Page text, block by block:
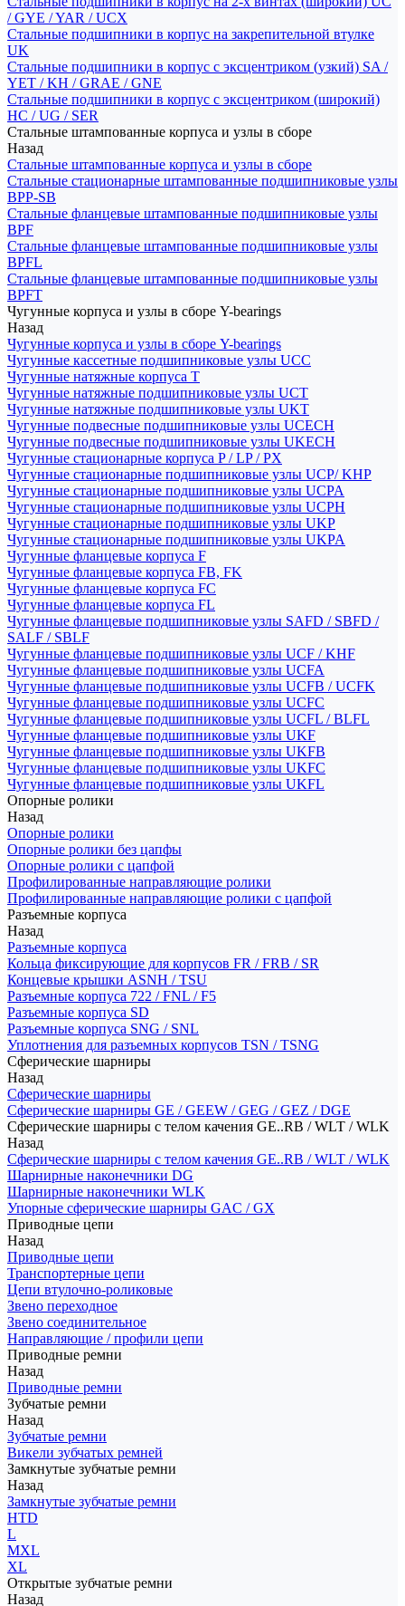
/ GYE / YAR / UCX
Стальные подшипники в корпус на закрепительной втулке
UK
Стальные подшипники в корпус с эксцентриком (узкий) SA /
YET / KH / GRAE / GNE
Стальные подшипники в корпус с эксцентриком (широкий)
HC / UG / SER
Стальные штампованные корпуса и узлы в сборе
Назад
Стальные штампованные корпуса и узлы в сборе
Стальные стационарные штампованные подшипниковые узлы
BPP-SB
Стальные фланцевые штампованные подшипниковые узлы
BPF
Стальные фланцевые штампованные подшипниковые узлы
BPFL
Стальные фланцевые штампованные подшипниковые узлы
BPFT
Чугунные корпуса и узлы в сборе Y-bearings
Назад
Чугунные корпуса и узлы в сборе Y-bearings
Чугунные кассетные подшипниковые узлы UCC
Чугунные натяжные корпуса T
Чугунные натяжные подшипниковые узлы UCT
Чугунные натяжные подшипниковые узлы UKT
Чугунные подвесные подшипниковые узлы UCECH
Чугунные подвесные подшипниковые узлы UKECH
Чугунные стационарные корпуса P / LP / PX
Чугунные стационарные подшипниковые узлы UCP/ KHP
Чугунные стационарные подшипниковые узлы UCPA
Чугунные стационарные подшипниковые узлы UCPH
Чугунные стационарные подшипниковые узлы UKP
Чугунные стационарные подшипниковые узлы UKPA
Чугунные фланцевые корпуса F
Чугунные фланцевые корпуса FB, FK
Чугунные фланцевые корпуса FC
Чугунные фланцевые корпуса FL
Чугунные фланцевые подшипниковые узлы SAFD / SBFD /
SALF / SBLF
Чугунные фланцевые подшипниковые узлы UCF / KHF
Чугунные фланцевые подшипниковые узлы UCFA
Чугунные фланцевые подшипниковые узлы UCFB / UCFK
Чугунные фланцевые подшипниковые узлы UCFC
Чугунные фланцевые подшипниковые узлы UCFL / BLFL
Чугунные фланцевые подшипниковые узлы UKF
Чугунные фланцевые подшипниковые узлы UKFB
Чугунные фланцевые подшипниковые узлы UKFC
Чугунные фланцевые подшипниковые узлы UKFL
Опорные ролики
Назад
Опорные ролики
Опорные ролики без цапфы
Опорные ролики с цапфой
Профилированные направляющие ролики
Профилированные направляющие ролики с цапфой
Разъемные корпуса
Назад
Разъемные корпуса
Кольца фиксирующие для корпусов FR / FRB / SR
Концевые крышки ASNH / TSU
Разъемные корпуса 722 / FNL / F5
Разъемные корпуса SD
Разъемные корпуса SNG / SNL
Уплотнения для разъемных корпусов TSN / TSNG
Сферические шарниры
Назад
Сферические шарниры
Сферические шарниры GE / GEEW / GEG / GEZ / DGE
Сферические шарниры с телом качения GE..RB / WLT / WLK
Назад
Сферические шарниры с телом качения GE..RB / WLT / WLK
Шарнирные наконечники DG
Шарнирные наконечники WLK
Упорные сферические шарниры GAC / GX
Приводные цепи
Назад
Приводные цепи
Транспортерные цепи
Цепи втулочно-роликовые
Звено переходное
Звено соединительное
Направляющие / профили цепи
Приводные ремни
Назад
Приводные ремни
Зубчатые ремни
Назад
Зубчатые ремни
Викели зубчатых ремней
Замкнутые зубчатые ремни
Назад
Замкнутые зубчатые ремни
HTD
L
MXL
XL
Открытые зубчатые ремни
Назад